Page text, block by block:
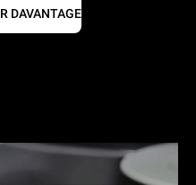
DAVANTAGE